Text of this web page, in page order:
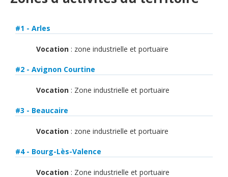
#1 - Arles
Vocation : zone industrielle et portuaire
#2 - Avignon Courtine
Vocation : Zone industrielle et portuaire
#3 - Beaucaire
Vocation : zone industrielle et portuaire
#4 - Bourg-Lès-Valence
Vocation : Zone industrielle et portuaire